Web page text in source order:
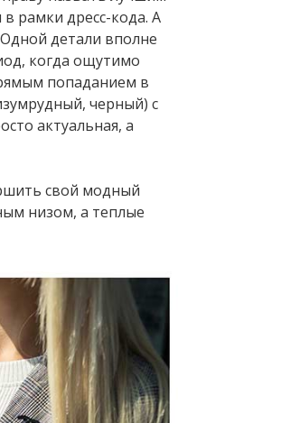
рамки дресс-кода. А
детали вполне
когда ощутимо
попаданием в
черный) с
актуальная, а
свой модный
низом, а теплые